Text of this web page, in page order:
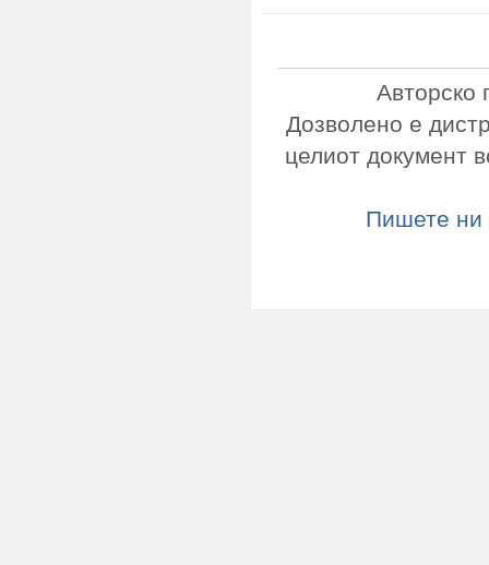
Авторско
Дозволено е
целиот документ
Пишете ни